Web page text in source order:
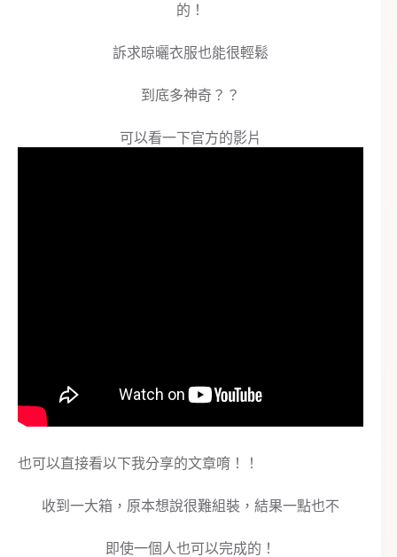
的！
訴求晾曬衣服也能很輕鬆
到底多神奇？？
可以看一下官方的影片
也可以直接看以下我分享的文章唷！！
收到一大箱，原本想說很難組裝，結果一點也不
即使一個人也可以完成的！